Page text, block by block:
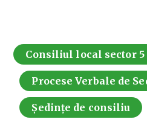
Consiliul local sector 5
Procese Verbale de
Ședințe de consiliu